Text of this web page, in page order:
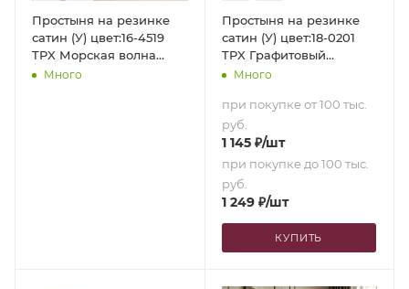
Простыня на резинке
сатин (У) цвет:16-4519
TPX Морская волна
(180х200х35)
Много
Простыня на резинке
сатин (У) цвет:18-0201
TPX Графитовый
(160х200х35)
Много
при покупке от 100 тыс.
руб.
1 145₽/шт
при покупке до 100 тыс.
руб.
1 249₽/шт
КУПИТЬ